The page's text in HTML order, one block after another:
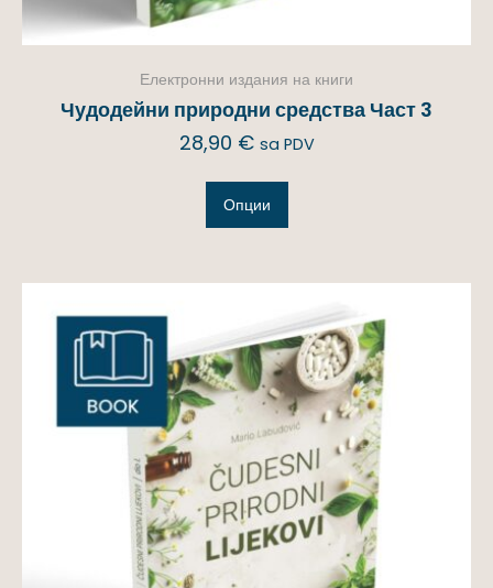
Електронни издания на книги
Чудодейни природни средства Част 3
28,90 € sa PDV
Опции